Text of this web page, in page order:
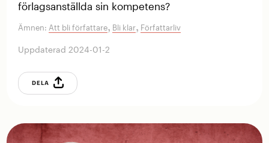
förlagsanställda sin kompetens?
Ämnen: Att bli författare, Bli klar, Författarliv
Uppdaterad 2024-01-2
DELA